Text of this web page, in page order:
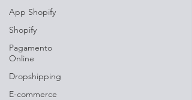
App Shopify
Shopify
Pagamento
Online
Dropshipping
E-commerce